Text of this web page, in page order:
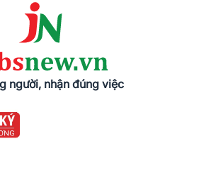
người, nhận đúng việc